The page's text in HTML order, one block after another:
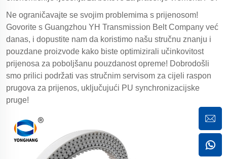
Ne ograničavajte se svojim problemima s prijenosom!
Govorite s Guangzhou YH Transmission Belt Company već
danas, i dopustite nam da koristimo našu stručnu znanju i
pouzdane proizvode kako biste optimizirali učinkovitost
prijenosa za poboljšanu pouzdanost opreme! Dobrodošli
smo prilici podržati vas stručnim servisom za cijeli raspon
prugova za prijenos, uključujući PU synchronizacijske
pruge!